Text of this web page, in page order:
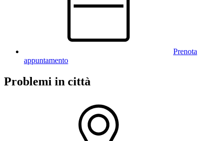
Prenota
appuntamento
Problemi in città